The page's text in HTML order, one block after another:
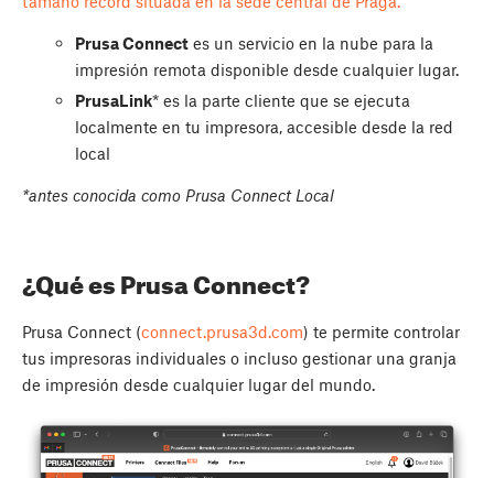
Prusa Connectes un servicio en la nube para la
impresión remota disponible desde cualquier lugar.
PrusaLink* es la parte cliente que se ejecuta
localmente en tu impresora, accesible desde la red
local
*antes conocida como Prusa Connect Local
¿Qué es Prusa Connect?
Prusa Connect (connect.prusa3d.com) te permite controlar
tus impresoras individuales o incluso gestionar una granja
de impresión desde cualquier lugar del mundo.